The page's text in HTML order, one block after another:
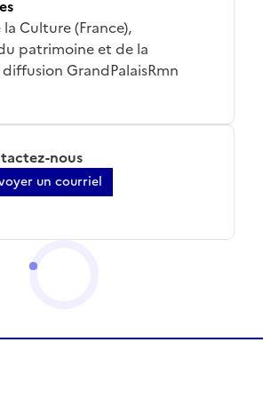
Culture (France),
patrimoine et de la
GrandPalaisRmn
nous
un courriel